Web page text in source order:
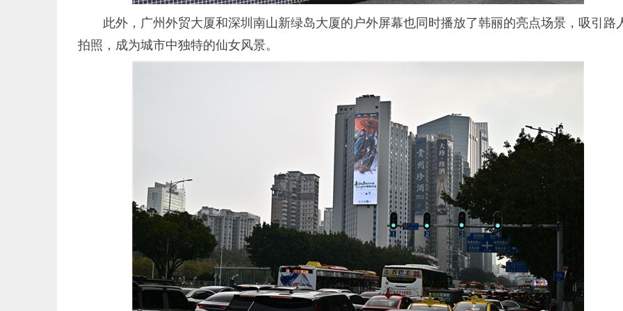
此外，广州外贸大厦和深圳南山新绿岛大厦的户外屏幕也同时播放了韩丽的亮点场景，吸引路
拍照，成为城市中独特的仙女风景。